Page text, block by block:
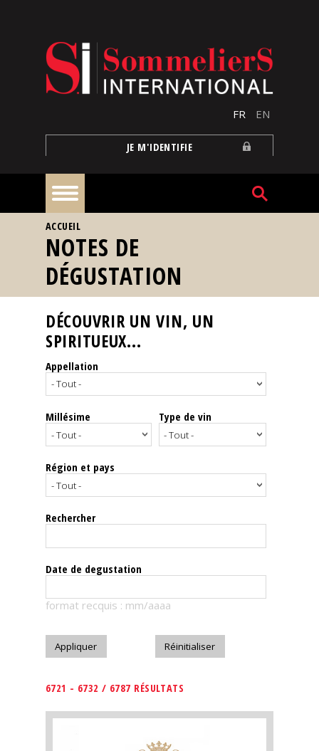
FR EN
JE M'IDENTIFIE
À
la
une
Reportages
Nos
Spiritueux
Notes
dégustation
Le
magazine
Télécharger
VOUS ÊTES ICI
ACCUEIL
NOTES DE
DÉGUSTATION
DÉCOUVRIR UN VIN, UN
SPIRITUEUX...
Appellation
Millésime Type de vin
Région et pays
Rechercher
Date de degustation
format recquis : mm/aaaa
6721 - 6732 / 6787 RÉSULTATS